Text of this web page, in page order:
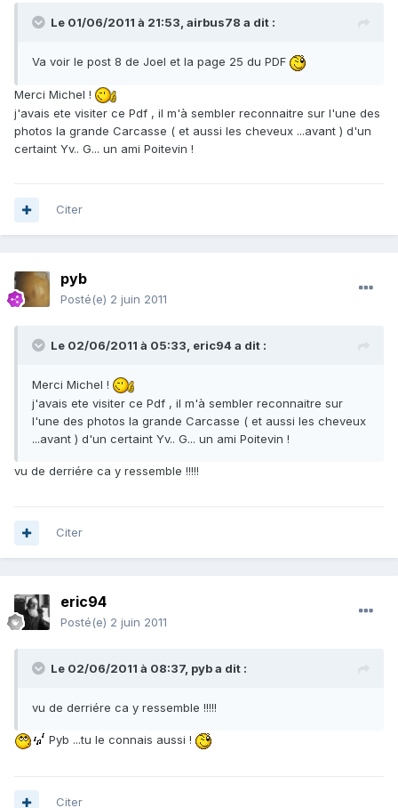
Le 01/06/2011 à 21:53, airbus78 a dit :
Va voir le post 8 de Joel et la page 25 du PDF
Merci Michel !
j'avais ete visiter ce Pdf , il m'à sembler reconnaitre sur l'une des
photos la grande Carcasse ( et aussi les cheveux ...avant ) d'un
certaint Yv.. G... un ami Poitevin !
Citer
pyb
Posté(e) 2 juin 2011
Le 02/06/2011 à 05:33, eric94 a dit :
Merci Michel !
j'avais ete visiter ce Pdf , il m'à sembler reconnaitre sur
l'une des photos la grande Carcasse ( et aussi les cheveux
...avant ) d'un certaint Yv.. G... un ami Poitevin !
vu de derriére ca y ressemble !!!!!
Citer
eric94
Posté(e) 2 juin 2011
Le 02/06/2011 à 08:37, pyb a dit :
vu de derriére ca y ressemble !!!!!
Pyb ...tu le connais aussi !
Citer